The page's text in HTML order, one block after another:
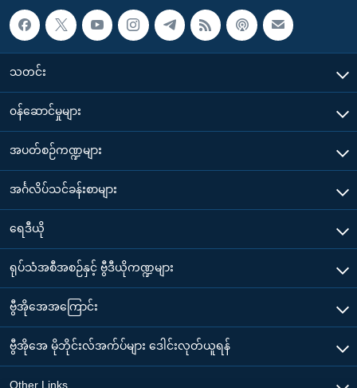
သတင်း
၀န်ဆောင်မှုများ
အပတ်စဉ်ကဏ္ဍများ
အင်္ဂလိပ်သင်ခန်းစာများ
ရေဒီယို
ရုပ်သံအစီအစဉ်နှင့် ဗွီဒီယိုကဏ္ဍများ
ဗွီအိုအေအကြောင်း
ဗွီအိုအေ မိုဘိုင်းလ်အက်ပ်များ ဒေါင်းလုတ်ယူရန်
Other Links